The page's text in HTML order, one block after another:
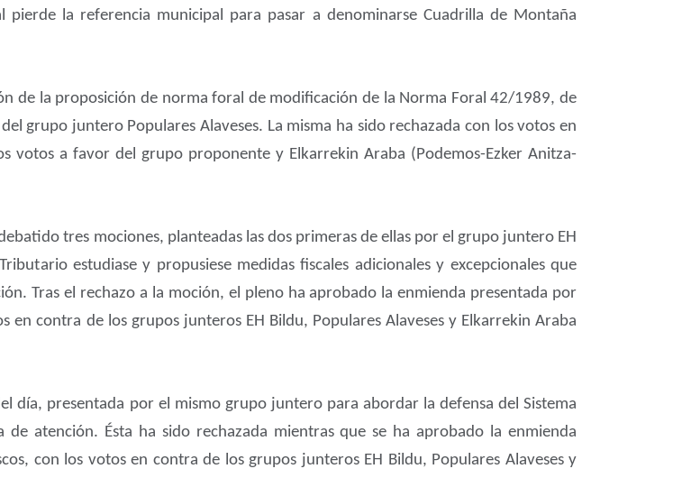
pierde la referencia municipal para pasar a denominarse Cuadrilla de Montaña
de la proposición de norma foral de modificación de la Norma Foral 42/1989, de
grupo juntero Populares Alaveses. La misma ha sido rechazada con los votos en
votos a favor del grupo proponente y Elkarrekin Araba (Podemos-Ezker Anitza-
tres mociones, planteadas las dos primeras de ellas por el grupo juntero EH
estudiase y propusiese medidas fiscales adicionales y excepcionales que
Tras el rechazo a la moción, el pleno ha aprobado la enmienda presentada por
en contra de los grupos junteros EH Bildu, Populares Alaveses y Elkarrekin Araba
día, presentada por el mismo grupo juntero para abordar la defensa del Sistema
atención. Ésta ha sido rechazada mientras que se ha aprobado la enmienda
con los votos en contra de los grupos junteros EH Bildu, Populares Alaveses y